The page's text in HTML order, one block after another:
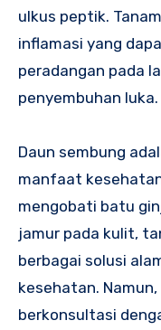
ulkus peptik.
inflamasi yang
peradangan pada
penyembuhan luka.
Daun sembung
manfaat
mengobati batu
jamur pada kulit,
berbagai solusi
kesehatan.
berkonsultasi